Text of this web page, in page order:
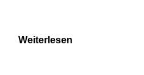
Weiterlesen